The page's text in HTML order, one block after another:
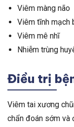
Viêm màng não
Viêm tĩnh mạch
Viêm mê nhĩ
Nhiễm trùng
Điều trị
Viêm tai xương
chẩn đoán sớm và